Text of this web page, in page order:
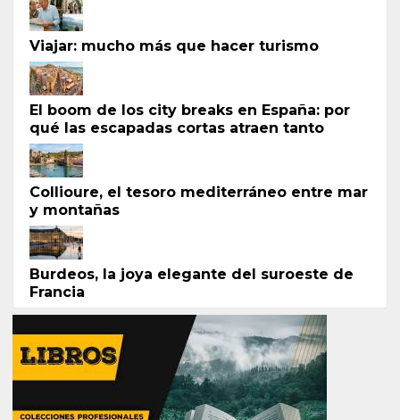
Viajar: mucho más que hacer turismo
El boom de los city breaks en España: por
qué las escapadas cortas atraen tanto
Collioure, el tesoro mediterráneo entre mar
y montañas
Burdeos, la joya elegante del suroeste de
Francia